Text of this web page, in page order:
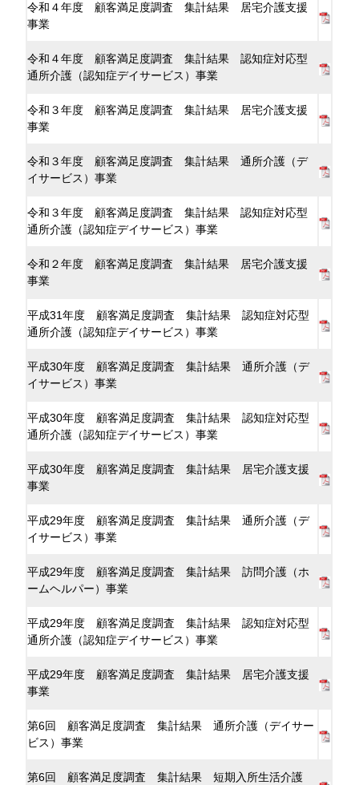
令和４年度 顧客満足度調査 集計結果 居宅介護支援
事業
令和４年度 顧客満足度調査 集計結果 認知症対応型
通所介護（認知症デイサービス）事業
令和３年度 顧客満足度調査 集計結果 居宅介護支援
事業
令和３年度 顧客満足度調査 集計結果 通所介護（デ
イサービス）事業
令和３年度 顧客満足度調査 集計結果 認知症対応型
通所介護（認知症デイサービス）事業
令和２年度 顧客満足度調査 集計結果 居宅介護支援
事業
平成31年度 顧客満足度調査 集計結果 認知症対応型
通所介護（認知症デイサービス）事業
平成30年度 顧客満足度調査 集計結果 通所介護（デ
イサービス）事業
平成30年度 顧客満足度調査 集計結果 認知症対応型
通所介護（認知症デイサービス）事業
平成30年度 顧客満足度調査 集計結果 居宅介護支援
事業
平成29年度 顧客満足度調査 集計結果 通所介護（デ
イサービス）事業
平成29年度 顧客満足度調査 集計結果 訪問介護（ホ
ームヘルパー）事業
平成29年度 顧客満足度調査 集計結果 認知症対応型
通所介護（認知症デイサービス）事業
平成29年度 顧客満足度調査 集計結果 居宅介護支援
事業
第6回 顧客満足度調査 集計結果 通所介護（デイサー
ビス）事業
第6回 顧客満足度調査 集計結果 短期入所生活介護